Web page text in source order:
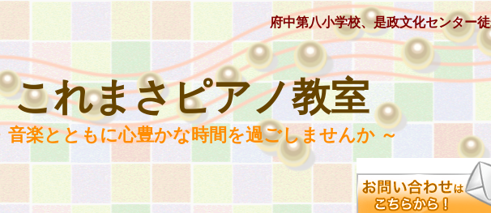
府中第八小学校、是政文化センター
これまさピアノ教室
音楽とともに心豊かな時間を過ごしませんか ～